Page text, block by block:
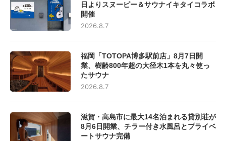
日よりスヌーピー＆サウナイキタイコラボ
開催
2026.8.7
福岡「TOTOPA博多駅前店」8月7日開
業、樹齢800年超の大径木1本を丸々使っ
たサウナ
2026.8.7
滋賀・高島市に最大14名泊まれる貸別荘が
8月6日開業、チラー付き水風呂とプライベ
ートサウナ完備